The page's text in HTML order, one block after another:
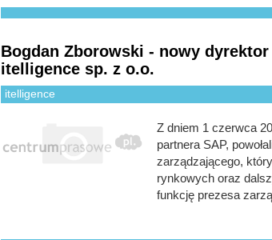
Bogdan Zborowski - nowy
itelligence sp. z o.o.
itelligence
Z dniem 1 czerwca
partnera SAP,
zarządzającego,
rynkowych oraz
funkcję prezesa